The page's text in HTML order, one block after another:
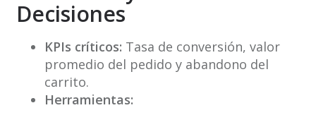
Decisiones
KPIs críticos: Tasa de conversión, valor
promedio del pedido y abandono del
carrito.
Herramientas: